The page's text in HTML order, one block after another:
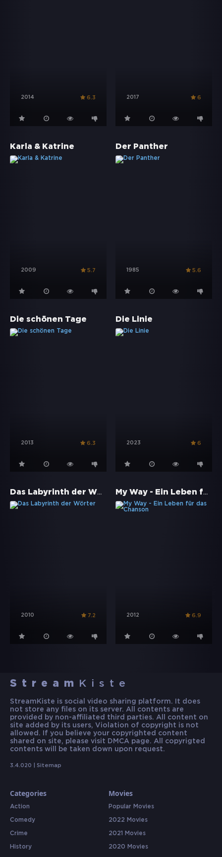
2014 6.3 2017 6
Karla & Katrine
2009 5.7
Der Panther
1985 5.6
Die schönen Tage
2013 6.3
Die Linie
2023 6
Das Labyrinth der Wörter
2010 7.2
My Way - Ein Leben für das Chanson
2012 6.9
Stream Kiste
StreamKiste is social video sharing platform. It does
not store any files on its server. All contents are
provided by non-affiliated third parties. All content on
site added by its users, Violation of copyright is not
allowed. If you believe your copyrighted content
shared on site, please visit DMCA page. All copyrigted
contents will be taken down upon request.
3.4.020 | Sitemap
Categories
Action
Comedy
Crime
History
Movies
Popular Movies
2022 Movies
2021 Movies
2020 Movies